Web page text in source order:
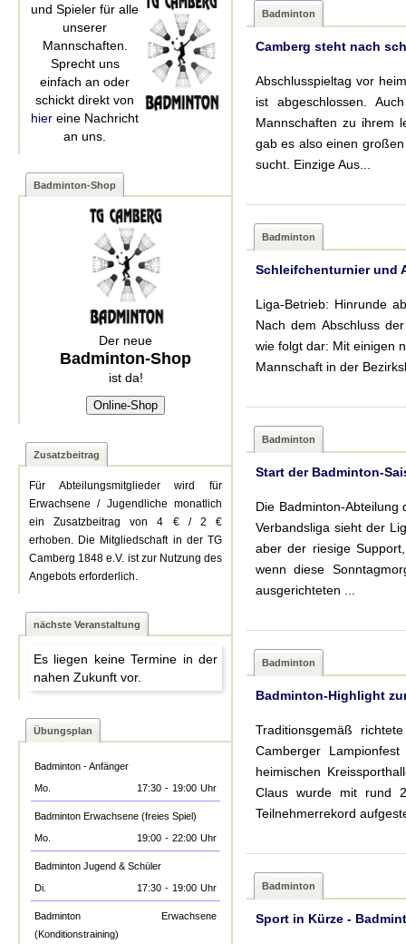
und Spieler für alle
unserer
Mannschaften.
Sprecht uns
einfach an oder
schickt direkt von
hier eine Nachricht
an uns.
Badminton-Shop
Der neue
Badminton-Shop
ist da!
Online-Shop
Zusatzbeitrag
Für Abteilungsmitglieder wird für
Erwachsene / Jugendliche monatlich
ein Zusatzbeitrag von 4 € / 2 €
erhoben. Die Mitgliedschaft in der TG
Camberg 1848 e.V. ist zur Nutzung des
Angebots erforderlich.
nächste Veranstaltung
Es liegen keine Termine in der
nahen Zukunft vor.
Übungsplan
Badminton - Anfänger
Mo.
17:30 - 19:00 Uhr
Badminton Erwachsene (freies Spiel)
Mo.
19:00 - 22:00 Uhr
Badminton Jugend & Schüler
Di.
17:30 - 19:00 Uhr
Badminton Erwachsene
(Konditionstraining)
Badminton
Camberg steht nach
Abschlusspieltag vor
ist abgeschlossen.
Mannschaften zu ihrem
gab es also einen
sucht. Einzige Aus...
Badminton
Schleifchenturnier und
Liga-Betrieb: Hinrunde
Nach dem Abschluss
wie folgt dar: Mit einigen
Mannschaft in der
Badminton
Start der Badminton-
Die Badminton-
Verbandsliga sieht der
aber der riesige
wenn diese
ausgerichteten ...
Badminton
Badminton-Highlight
Traditionsgemäß
Camberger
heimischen
Claus wurde mit rund
Teilnehmerrekord
Badminton
Sport in Kürze -